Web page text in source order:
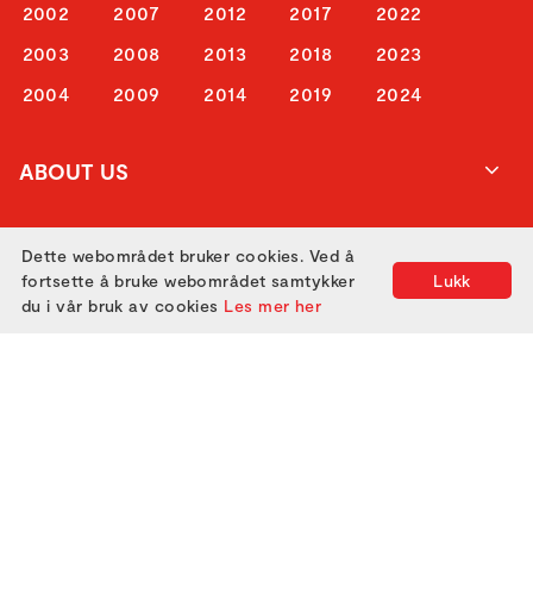
2002
2003
2004
2007
2008
2009
2012
2013
2014
2017
2018
2019
2022
2023
2024
ABOUT US
ATTEND
Lukk
Dette webområdet bruker cookies. Ved å
fortsette å bruke webområdet samtykker
du i vår bruk av cookies Les mer her